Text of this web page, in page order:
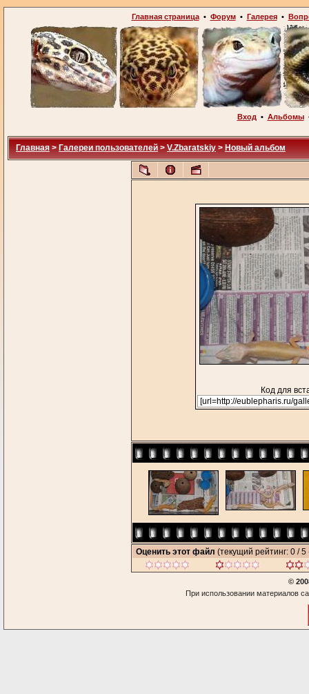
Главная страница• Форум• Галерея•
Вход • Альбомы
Главная > Галереи пользователей > V.Zbaratskiy > Новый альбом
Код для
Оценить этот файл (текущий рейтинг: 0 / 5
©
При использовании материалов